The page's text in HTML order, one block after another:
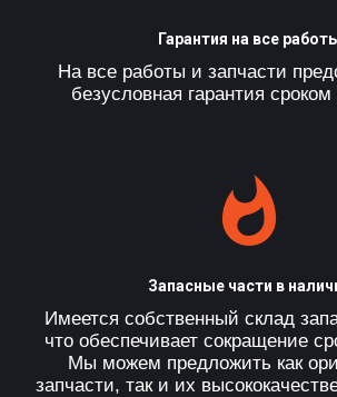
Гарантия на все
На все работы и запчасти
безусловная гарантия сроком
Запасные части в
Имеется собственный склад
что обеспечивает сокращение
Мы можем предложить как
запчасти, так и их